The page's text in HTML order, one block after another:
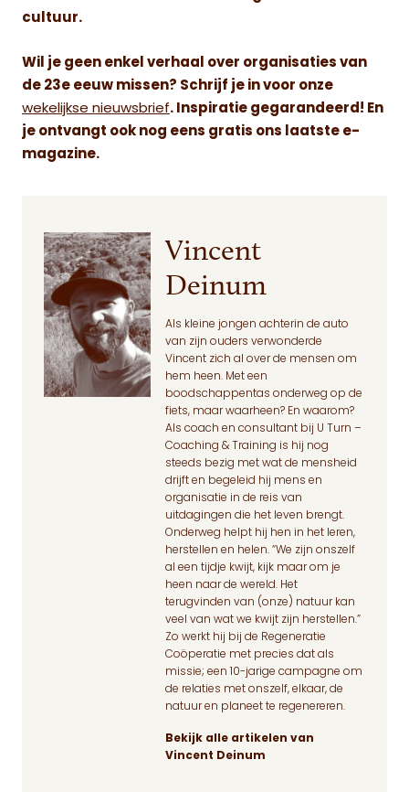
cultuur.
Wil je geen enkel verhaal over organisaties van
de 23e eeuw missen? Schrijf je in voor onze
wekelijkse nieuwsbrief. Inspiratie gegarandeerd! En
je ontvangt ook nog eens gratis ons laatste e-
magazine.
Vincent
Deinum
Als kleine jongen achterin de auto
van zijn ouders verwonderde
Vincent zich al over de mensen om
hem heen. Met een
boodschappentas onderweg op de
fiets, maar waarheen? En waarom?
Als coach en consultant bij U Turn –
Coaching & Training is hij nog
steeds bezig met wat de mensheid
drijft en begeleid hij mens en
organisatie in de reis van
uitdagingen die het leven brengt.
Onderweg helpt hij hen in het leren,
herstellen en helen. “We zijn onszelf
al een tijdje kwijt, kijk maar om je
heen naar de wereld. Het
terugvinden van (onze) natuur kan
veel van wat we kwijt zijn herstellen.”
Zo werkt hij bij de Regeneratie
Coöperatie met precies dat als
missie; een 10-jarige campagne om
de relaties met onszelf, elkaar, de
natuur en planeet te regenereren.
Bekijk alle artikelen van
Vincent Deinum